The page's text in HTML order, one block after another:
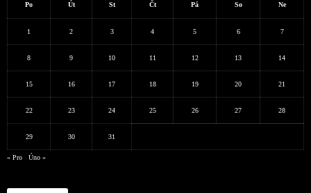
Po Út St Čt Pá So Ne
1 2 3 4 5 6 7
8 9 10 11 12 13 14
15 16 17 18 19 20 21
22 23 24 25 26 27 28
29 30 31
« Pro Úno »